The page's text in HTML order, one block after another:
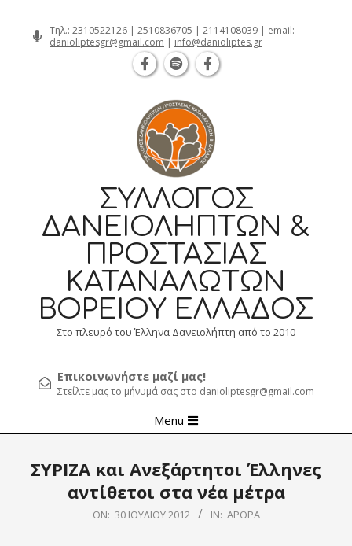
Τηλ.: 2310522126 | 2510836705 | 2114108039 | email:
danioliptesgr@gmail.com | info@danioliptes.gr
ΣΎΛΛΟΓΟΣ
ΔΑΝΕΙΟΛΗΠΤΏΝ &
ΠΡΟΣΤΑΣΊΑΣ
ΚΑΤΑΝΑΛΩΤΏΝ
ΒΟΡΕΊΟΥ ΕΛΛΆΔΟΣ
Στο πλευρό του Έλληνα Δανειολήπτη από το 2010
Επικοινωνήστε μαζί μας!
Στείλτε μας το μήνυμά σας στο danioliptesgr@gmail.com
Navigation
Menu
ΣΥΡΙΖΑ και Ανεξάρτητοι Έλληνες
αντίθετοι στα νέα μέτρα
ON: 30 ΙΟΥΛΊΟΥ 2012 IN: ΆΡΘΡΑ